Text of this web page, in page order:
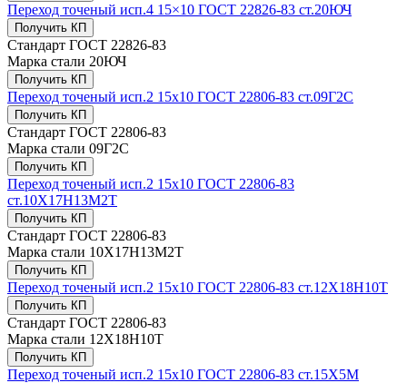
Переход точеный исп.4 15×10 ГОСТ 22826-83 ст.20ЮЧ
Получить КП
Стандарт ГОСТ 22826-83
Марка стали 20ЮЧ
Получить КП
Переход точеный исп.2 15х10 ГОСТ 22806-83 ст.09Г2С
Получить КП
Стандарт ГОСТ 22806-83
Марка стали 09Г2С
Получить КП
Переход точеный исп.2 15х10 ГОСТ 22806-83
ст.10Х17Н13М2Т
Получить КП
Стандарт ГОСТ 22806-83
Марка стали 10Х17Н13М2Т
Получить КП
Переход точеный исп.2 15х10 ГОСТ 22806-83 ст.12Х18Н10Т
Получить КП
Стандарт ГОСТ 22806-83
Марка стали 12Х18Н10Т
Получить КП
Переход точеный исп.2 15х10 ГОСТ 22806-83 ст.15Х5М